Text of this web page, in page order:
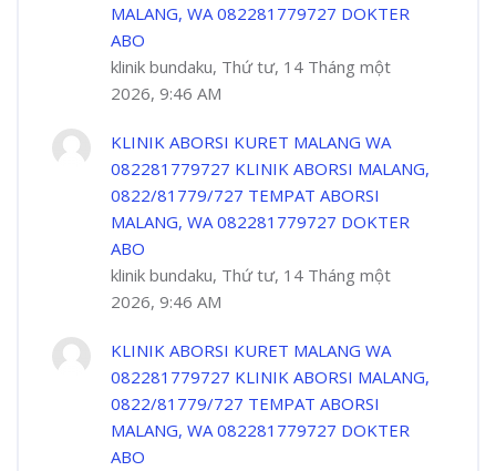
MALANG, WA 082281779727 DOKTER
ABO
klinik bundaku, Thứ tư, 14 Tháng một
2026, 9:46 AM
KLINIK ABORSI KURET MALANG WA
082281779727 KLINIK ABORSI MALANG,
0822/81779/727 TEMPAT ABORSI
MALANG, WA 082281779727 DOKTER
ABO
klinik bundaku, Thứ tư, 14 Tháng một
2026, 9:46 AM
KLINIK ABORSI KURET MALANG WA
082281779727 KLINIK ABORSI MALANG,
0822/81779/727 TEMPAT ABORSI
MALANG, WA 082281779727 DOKTER
ABO